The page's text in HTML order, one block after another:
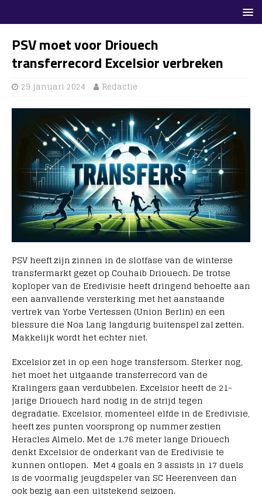
PSV moet voor Driouech
transferrecord Excelsior verbreken
29 januari 2024 Redactie
PSV heeft zijn zinnen in de slotfase van de winterse
transfermarkt gezet op Couhaib Driouech. De trotse
koploper van de Eredivisie heeft dringend behoefte aan
een aanvallende versterking met het aanstaande
vertrek van Yorbe Vertessen (Union Berlin) en een
blessure die Noa Lang langdurig buitenspel zal zetten.
Makkelijk wordt het echter niet.
Excelsior zet in op een hoge transfersom. Sterker nog,
het moet het uitgaande transferrecord van de
Kralingers gaan verdubbelen. Excelsior heeft de 21-
jarige Driouech hard nodig in de strijd tegen
degradatie. Excelsior, momenteel elfde in de Eredivisie,
heeft zes punten voorsprong op nummer zestien
Heracles Almelo. Met de 1.76 meter lange Driouech
denkt Excelsior de onderkant van de Eredivisie te
kunnen ontlopen. Met 4 goals en 3 assists in 17 duels
is de voormalig jeugdspeler van SC Heerenveen dan
ook bezig aan een uitstekend seizoen.